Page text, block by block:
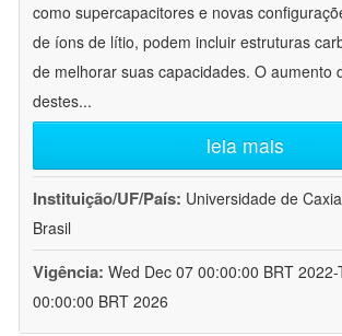
como supercapacitores e novas
de íons de lítio, podem incluir estruturas
de melhorar suas capacidades. O aumento
destes...
leia mais
Instituição/UF/País: Universidade de
Brasil
Vigência: Wed Dec 07 00:00:00 BRT 2022-
00:00:00 BRT 2026